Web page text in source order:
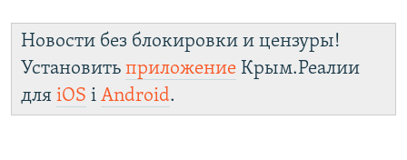
Новости без блокировки и цензуры!
Установить приложение Крым.Реалии
для iOS і Android.